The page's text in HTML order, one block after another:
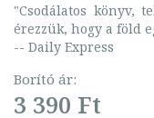
"Csodálatos könyv,
érezzük, hogy a föld
-- Daily Express
Borító ár:
3 390 Ft